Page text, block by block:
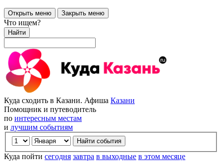
Открыть меню Закрыть меню
Что ищем?
Найти
Куда сходить в Казани. Афиша Казани
Помощник и путеводитель
по интересным местам
и лучшим событиям
Куда пойти сегодня завтра в выходные в этом месяце